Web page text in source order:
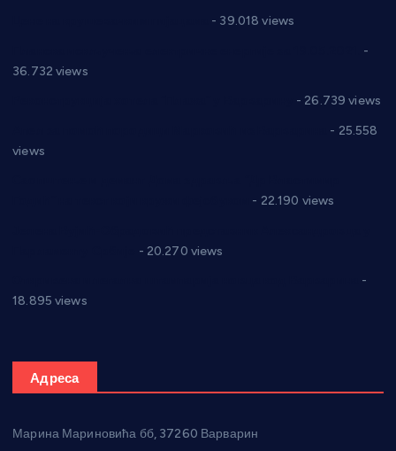
- 39.018 views
-
36.732 views
- 26.739 views
- 25.558
views
- 22.190 views
- 20.270 views
-
18.895 views
Адреса
Марина Мариновића бб, 37260 Варварин